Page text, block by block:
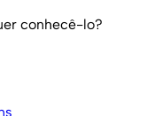
conhecê-lo?